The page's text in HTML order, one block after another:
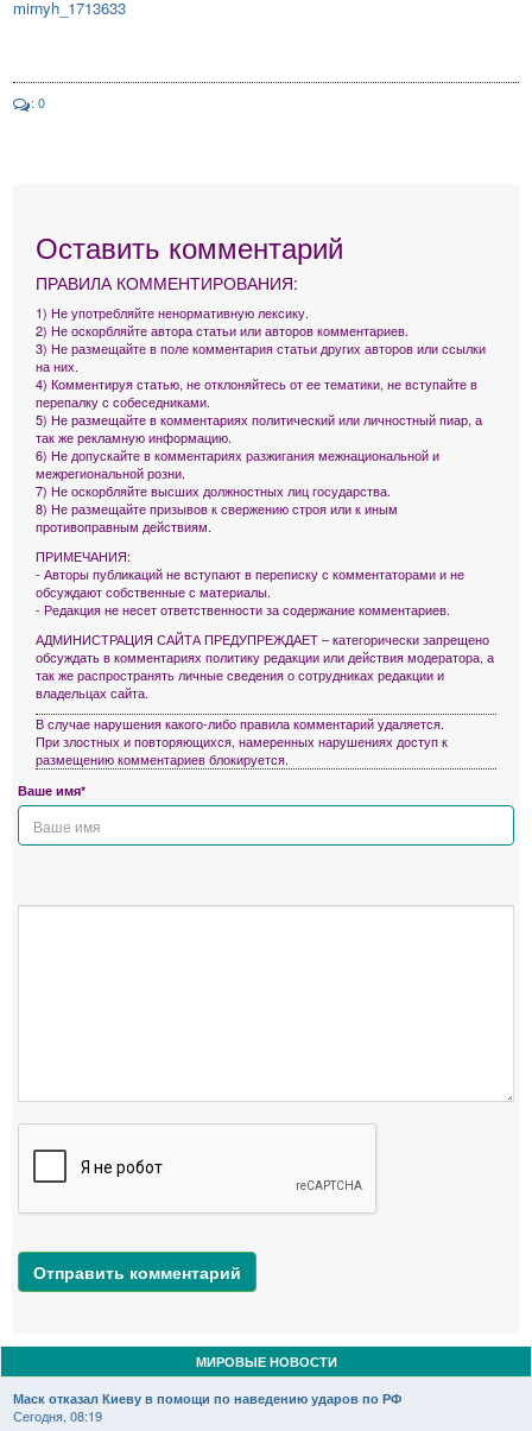
mirnyh_1713633
: 0
Оставить комментарий
ПРАВИЛА КОММЕНТИРОВАНИЯ:
1) Не употребляйте ненормативную лексику.
2) Не оскорбляйте автора статьи или авторов комментариев.
3) Не размещайте в поле комментария статьи других авторов или ссылки
на них.
4) Комментируя статью, не отклоняйтесь от ее тематики, не вступайте в
перепалку с собеседниками.
5) Не размещайте в комментариях политический или личностный пиар, а
так же рекламную информацию.
6) Не допускайте в комментариях разжигания межнациональной и
межрегиональной розни.
7) Не оскорбляйте высших должностных лиц государства.
8) Не размещайте призывов к свержению строя или к иным
противоправным действиям.
ПРИМЕЧАНИЯ:
- Авторы публикаций не вступают в переписку с комментаторами и не
обсуждают собственные с материалы.
- Редакция не несет ответственности за содержание комментариев.
АДМИНИСТРАЦИЯ САЙТА ПРЕДУПРЕЖДАЕТ – категорически запрещено
обсуждать в комментариях политику редакции или действия модератора, а
так же распространять личные сведения о сотрудниках редакции и
владельцах сайта.
В случае нарушения какого-либо правила комментарий удаляется.
При злостных и повторяющихся, намеренных нарушениях доступ к
размещению комментариев блокируется.
Ваше имя*
Отправить комментарий
МИРОВЫЕ НОВОСТИ
Маск отказал Киеву в помощи по наведению ударов по РФ
Сегодня, 08:19